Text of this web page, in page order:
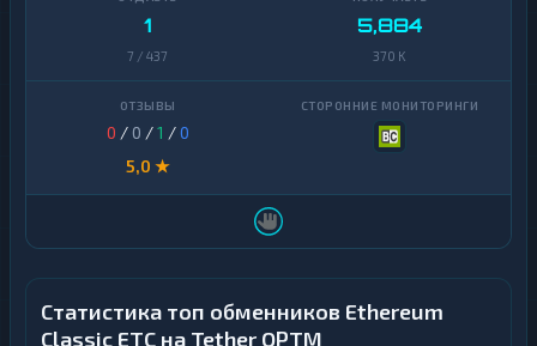
1
7 / 437
5,884
370 K
0 / 0 /1 /0
5,0 ★
Статистика топ обменников Ethereum
Classic ETC на Tether OPTM